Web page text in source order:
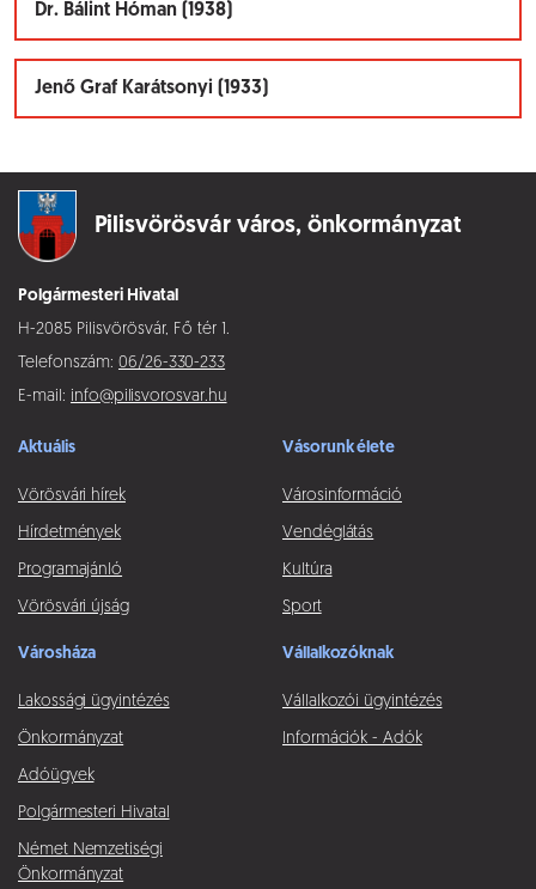
Dr. Bálint Hóman (1938)
Jenő Graf Karátsonyi (1933)
Pilisvörösvár város, önkormányzat
Polgármesteri Hivatal
H-2085 Pilisvörösvár, Fő tér 1.
Telefonszám: 06/26-330-233
E-mail: info@pilisvorosvar.hu
Aktuális
Vörösvári hírek
Hírdetmények
Programajánló
Vörösvári újság
Vásorunk élete
Városinformáció
Vendéglátás
Kultúra
Sport
Városháza
Lakossági ügyintézés
Önkormányzat
Adóügyek
Polgármesteri Hivatal
Német Nemzetiségi
Önkormányzat
Vállalkozóknak
Vállalkozói ügyintézés
Információk - Adók